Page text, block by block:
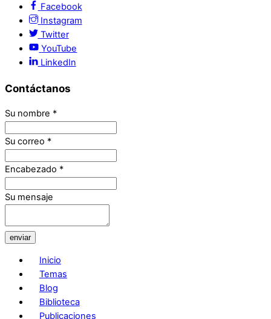
Facebook
Instagram
Twitter
YouTube
LinkedIn
Contáctanos
Su nombre *
Su correo *
Encabezado *
Su mensaje
enviar
Inicio
Temas
Blog
Biblioteca
Publicaciones